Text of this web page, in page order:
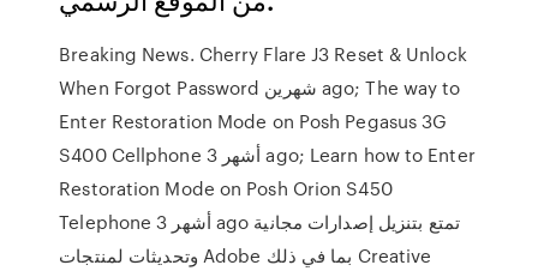
Breaking News. Cherry Flare J3 Reset & Unlock
When Forgot Password شهرين ago; The way to
Enter Restoration Mode on Posh Pegasus 3G
S400 Cellphone 3 أشهر ago; Learn how to Enter
Restoration Mode on Posh Orion S450
Telephone 3 أشهر ago تمتع بتنزيل إصدارات مجانية
وتحديثات لمنتجات Adobe بما في ذلك Creative